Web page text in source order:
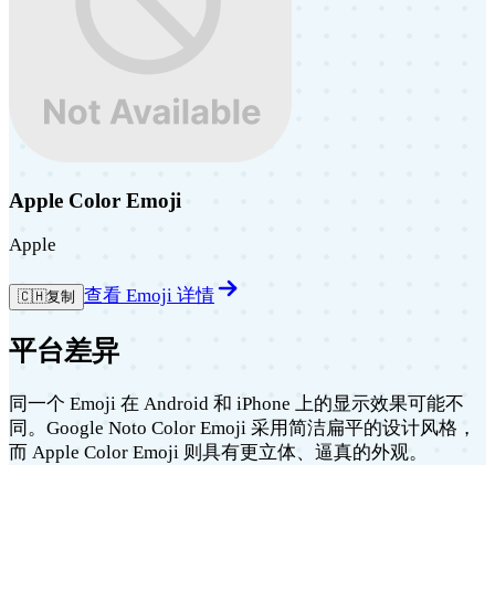
Apple Color Emoji
Apple
🇨🇭复制 查看 Emoji 详情
平台差异
同一个 Emoji 在 Android 和 iPhone 上的显示效果可能不
同。Google Noto Color Emoji 采用简洁扁平的设计风格，
而 Apple Color Emoji 则具有更立体、逼真的外观。